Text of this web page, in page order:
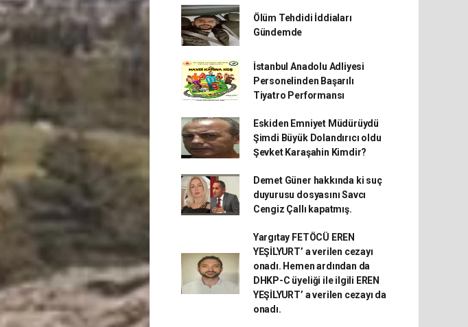
Ölüm Tehdidi İddiaları
Gündemde
İstanbul Anadolu Adliyesi
Personelinden Başarılı
Tiyatro Performansı
Eskiden Emniyet Müdürüydü
Şimdi Büyük Dolandırıcı oldu
Şevket Karaşahin Kimdir?
Demet Güner hakkında ki suç
duyurusu dosyasını Savcı
Cengiz Çallı kapatmış.
Yargıtay FETÖCÜ EREN
YEŞİLYURT’ a verilen cezayı
onadı. Hemen ardından da
DHKP-C üyeliği ile ilgili EREN
YEŞİLYURT’ a verilen cezayı da
onadı.